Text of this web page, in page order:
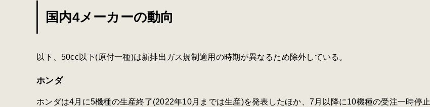
国内4メーカーの動向
以下、50cc以下(原付一種)は新排出ガス規制適用の時期が異なるため除外している。
ホンダ
ホンダは4月に5機種の生産終了(2022年10月までは生産)を発表したほか、7月以降に10機種の受注一時停止